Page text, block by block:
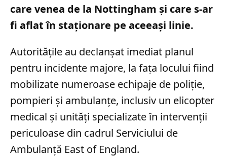
care venea de la Nottingham și care s-ar
fi aflat în staționare pe aceeași linie.
Autoritățile au declanșat imediat planul
pentru incidente majore, la fața locului fiind
mobilizate numeroase echipaje de poliție,
pompieri și ambulanțe, inclusiv un elicopter
medical și unități specializate în intervenții
periculoase din cadrul Serviciului de
Ambulanță East of England.